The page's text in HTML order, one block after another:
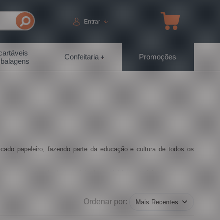
Entrar
Confeitaria Promoções
papeleiro, fazendo parte da educação e cultura de todos os
do mundo de materiais de escritório, materiais de consumo
produtos com conceitos originais e autênticos que encantam
a sua. Ordenar por: